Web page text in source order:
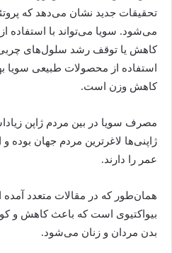
تحقیقات جدید نشان می‌دهد که
می‌شود. سویا می‌تواند با استفاده
کاهش یا توقف رشد سلول‌های
استفاده از محصولات طبیعی سویا
کاهش وزن است.
مصرف سویا در بین مردم ژاپن
ژاپنی‌ها لاغرترین مردم جهان بوده
عمر را دارند.
همان‌طور که در مقالات متعدد
بیواکتیوی است که باعث کاهش و
بدن مردان و زنان می‌شود.